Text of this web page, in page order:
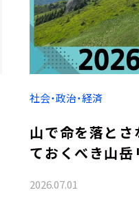
社会・政治・経済
山で命を落と
ておくべき山
2026.07.01